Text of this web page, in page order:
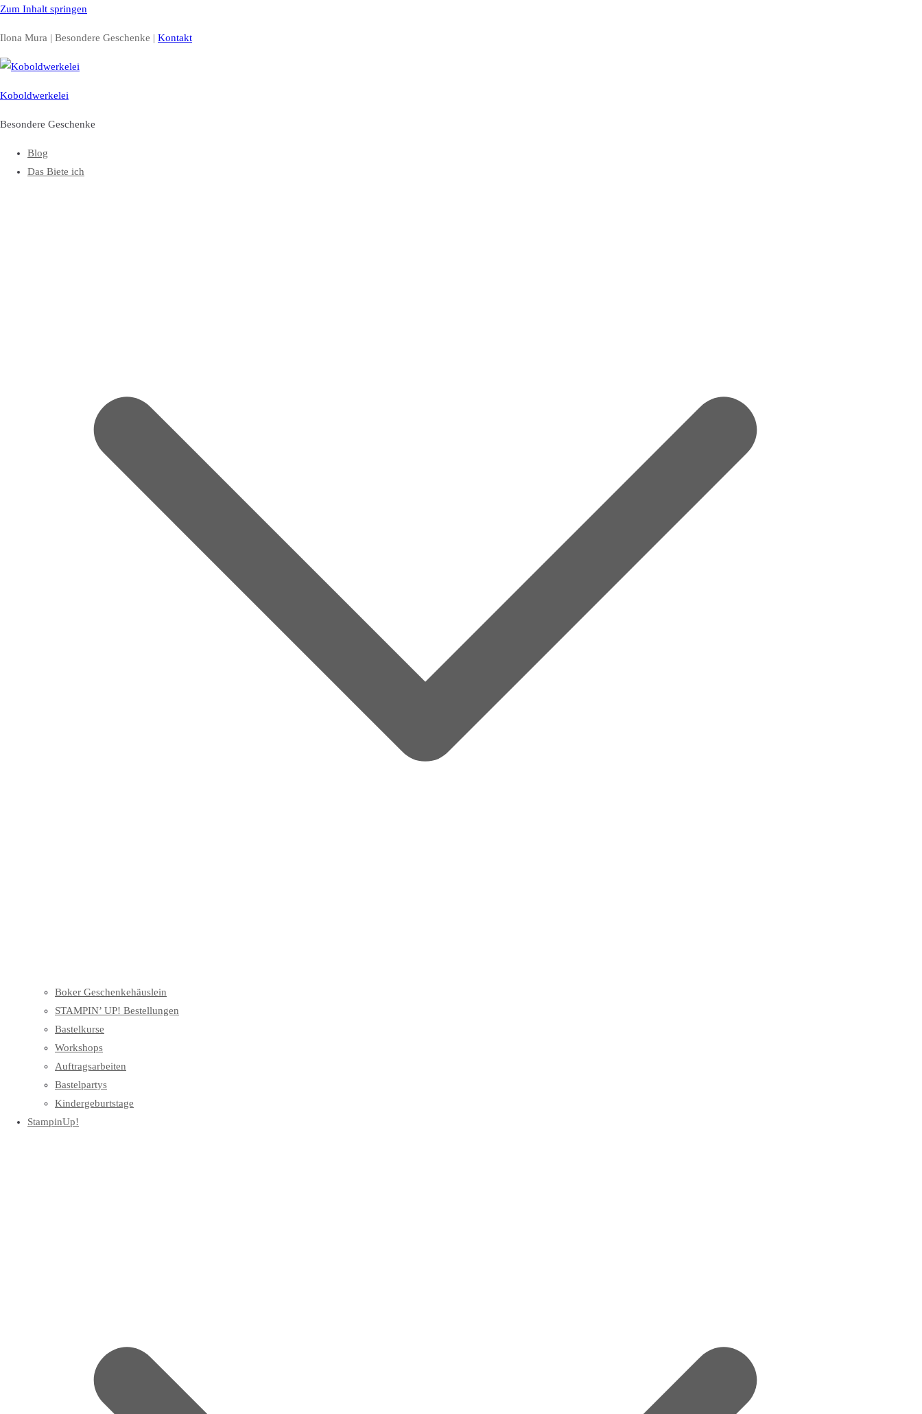
Zum Inhalt springen
Ilona Mura | Besondere Geschenke | Kontakt
Koboldwerkelei
Besondere Geschenke
Blog
Das Biete ich
Boker Geschenkehäuslein
STAMPIN’ UP! Bestellungen
Bastelkurse
Workshops
Auftragsarbeiten
Bastelpartys
Kindergeburtstage
StampinUp!